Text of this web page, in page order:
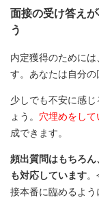
面接の受け答え
う
内定獲得のために
す。あなたは自分
少しでも不安に感じ
ょう。 穴埋めをして
成できます。
頻出質問はもちろ
も対応しています
接本番に臨めるよう